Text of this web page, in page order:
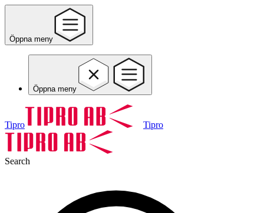
Öppna meny
Öppna meny
Tipro Tipro
Search